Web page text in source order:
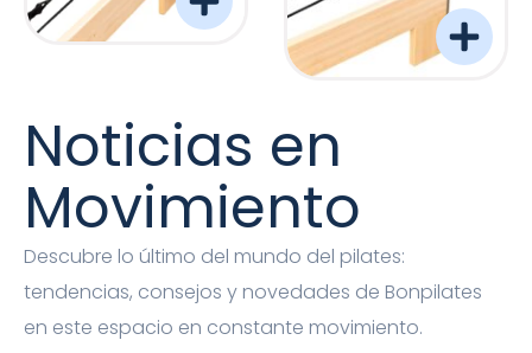
Torre Barreformer Monitor Natural Pro
Noticias en
Movimiento
Descubre lo último del mundo del pilates:
tendencias, consejos y novedades de Bonpilates
en este espacio en constante movimiento.